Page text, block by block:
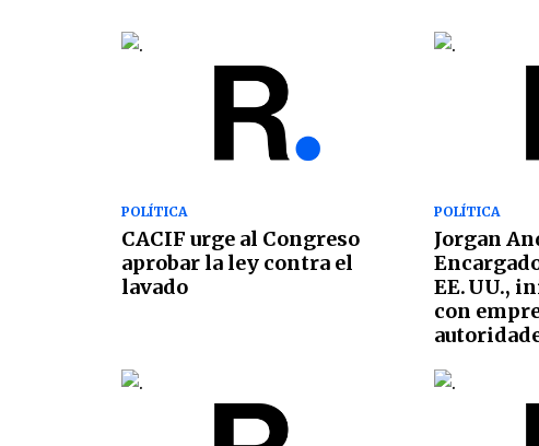
POLÍTICA
CACIF urge al Congreso
aprobar la ley contra el
lavado
POLÍTICA
Jorgan
EE. UU.,
con